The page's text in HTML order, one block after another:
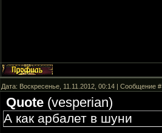
Дата: Воскресенье, 11.11.2012, 00:14 | Сообщение
Quote(vesperian)
А как арбалет в шуни